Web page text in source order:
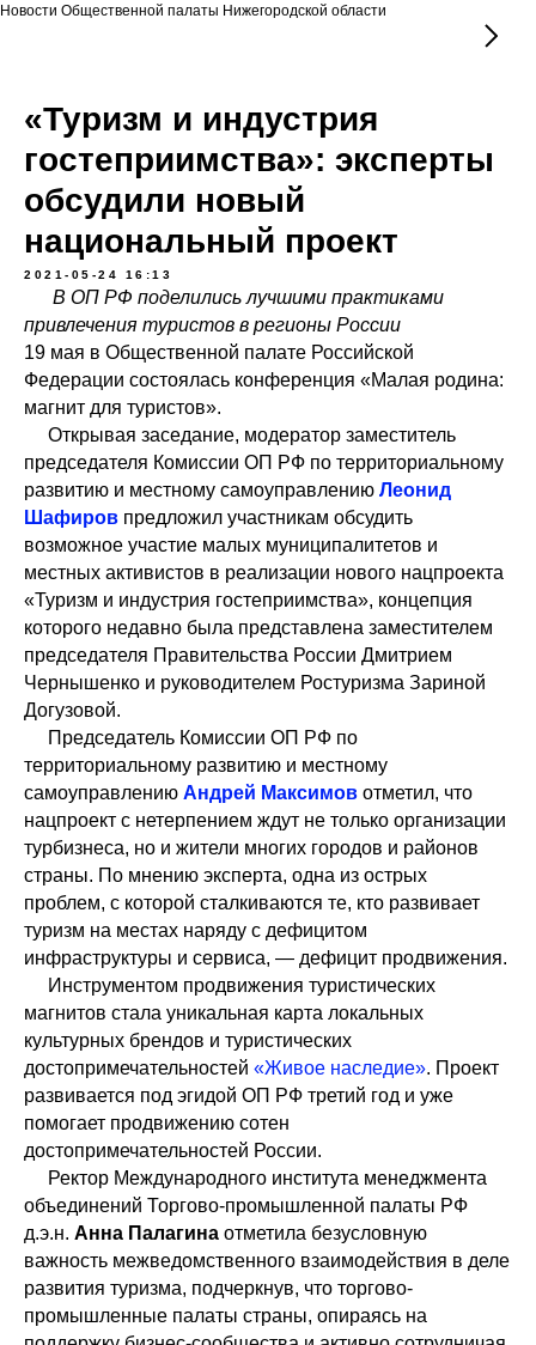
Новости Общественной палаты Нижегородской области
«Туризм и индустрия
гостеприимства»: эксперты
обсудили новый
национальный проект
2021-05-24 16:13
В ОП РФ поделились лучшими практиками
привлечения туристов в регионы России
19 мая в Общественной палате Российской
Федерации состоялась конференция «Малая родина:
магнит для туристов».
Открывая заседание, модератор заместитель
председателя Комиссии ОП РФ по территориальному
развитию и местному самоуправлению Леонид
Шафиров предложил участникам обсудить
возможное участие малых муниципалитетов и
местных активистов в реализации нового нацпроекта
«Туризм и индустрия гостеприимства», концепция
которого недавно была представлена заместителем
председателя Правительства России Дмитрием
Чернышенко и руководителем Ростуризма Зариной
Догузовой.
Председатель Комиссии ОП РФ по
территориальному развитию и местному
самоуправлению Андрей Максимов отметил, что
нацпроект с нетерпением ждут не только организации
турбизнеса, но и жители многих городов и районов
страны. По мнению эксперта, одна из острых
проблем, с которой сталкиваются те, кто развивает
туризм на местах наряду с дефицитом
инфраструктуры и сервиса, — дефицит продвижения.
Инструментом продвижения туристических
магнитов стала уникальная карта локальных
культурных брендов и туристических
достопримечательностей «Живое наследие». Проект
развивается под эгидой ОП РФ третий год и уже
помогает продвижению сотен
достопримечательностей России.
Ректор Международного института менеджмента
объединений Торгово-промышленной палаты РФ
д.э.н. Анна Палагина отметила безусловную
важность межведомственного взаимодействия в деле
развития туризма, подчеркнув, что торгово-
промышленные палаты страны, опираясь на